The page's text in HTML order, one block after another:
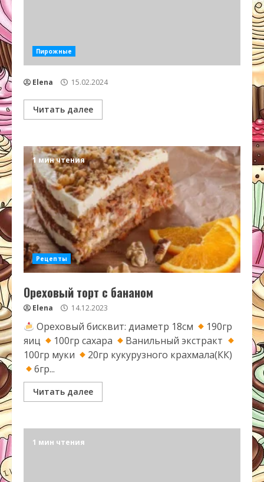
Пирожные
Elena 15.02.2024
Читать далее
1 мин чтения
Рецепты
Ореховый торт с бананом
Elena 14.12.2023
Ореховый бисквит: диаметр 18см
190гр
яиц
100гр сахара
Ванильный экстракт
100гр муки
20гр кукурузного крахмала(КК)
6гр...
Читать далее
1 мин чтения